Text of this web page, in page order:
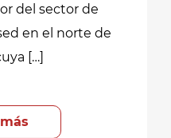
del sector de
en el norte de
[…]